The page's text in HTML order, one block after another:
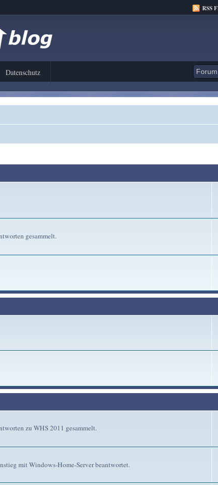
RSS
Datenschutz
gesammelt.
zu WHS 2011 gesammelt.
mit Windows-Home-Server beantwortet.